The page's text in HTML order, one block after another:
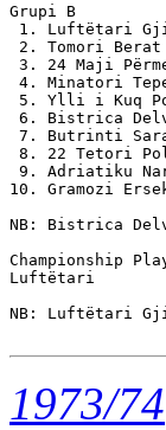
Grupi B
1. Luftëtari
2. Tomori
3. 24 Maji
4. Minatori
5. Ylli i Kuq
6. Bistrica
7. Butrinti
8. 22 Tetori
9. Adriatiku
10. Gramozi
NB: Bistrica
Championship
Luftëtari
NB: Luftëtari
1973/74